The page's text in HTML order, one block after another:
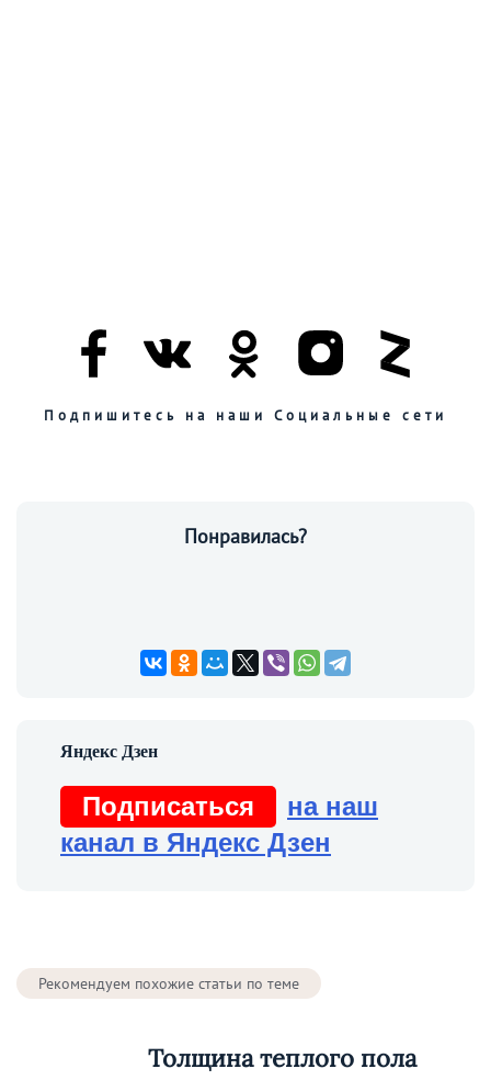
Подпишитесь на наши Социальные сети
Понравилась?
Подписаться
на наш
канал в Яндекс Дзен
Рекомендуем похожие статьи по теме
Толщина теплого пола